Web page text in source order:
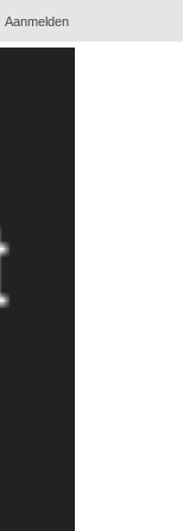
Aanmelden